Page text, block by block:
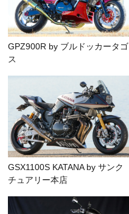
GPZ900R by ブルドッカータゴ
ス
GSX1100S KATANA by サンク
チュアリー本店